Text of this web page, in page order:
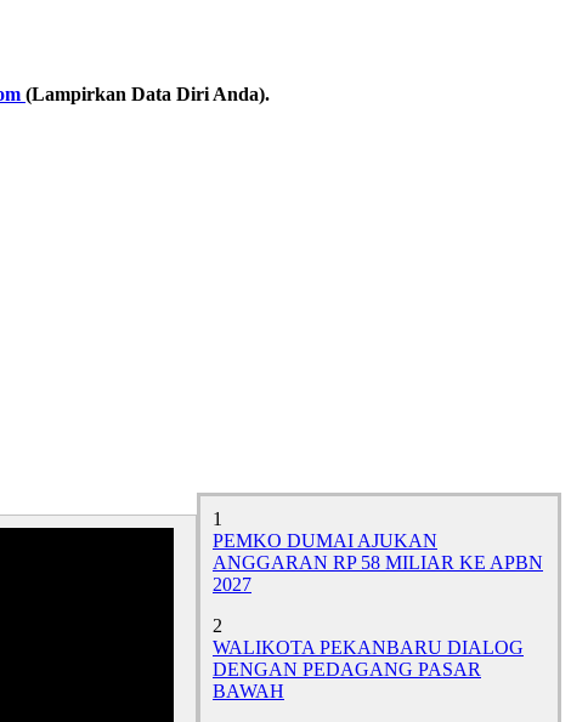
(Lampirkan Data Diri Anda).
1
PEMKO DUMAI AJUKAN
ANGGARAN RP 58 MILIAR KE APBN
2027
2
WALIKOTA PEKANBARU DIALOG
DENGAN PEDAGANG PASAR
BAWAH